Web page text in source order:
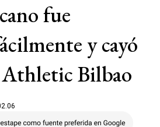
fue
y cayó
Bilbao